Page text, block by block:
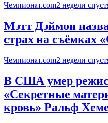
Чемпионат.com2 недели
Мэтт Дэймон
страх на съёмках
Чемпионат.com2 недели
В США умер
«Секретные
кровь» Ральф